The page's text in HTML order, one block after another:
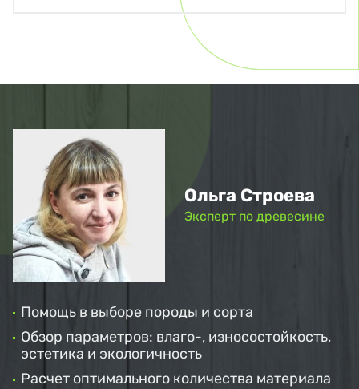
Ольга Строева
Эксперт по древесине
Помощь в выборе породы и сорта
Обзор параметров: влаго-, износостойкость,
эстетика и экологичность
Расчет оптимального количества материала